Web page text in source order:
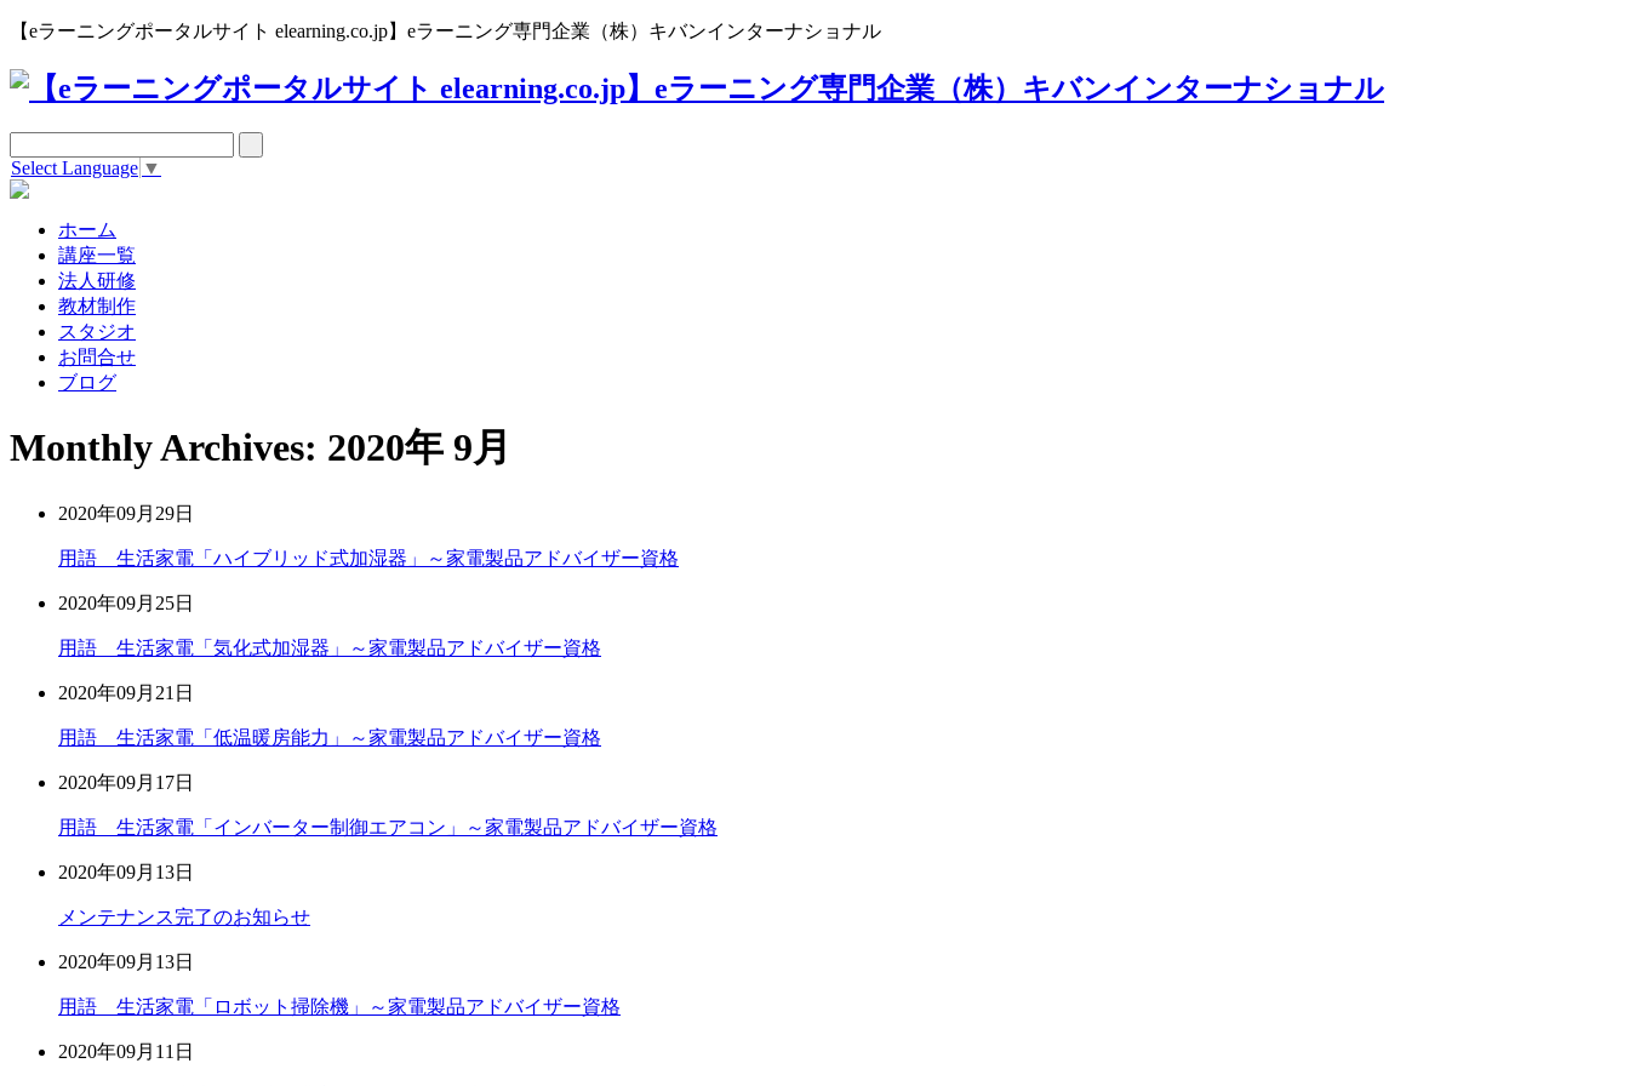
【eラーニングポータルサイト elearning.co.jp】eラーニング専門企業（株）キバンインターナショナル
Select Language ▼
ホーム
講座一覧
法人研修
教材制作
スタジオ
お問合せ
ブログ
Monthly Archives: 2020年 9月
2020年09月29日
用語 生活家電「ハイブリッド式加湿器」～家電製品アドバイザー資格
2020年09月25日
用語 生活家電「気化式加湿器」～家電製品アドバイザー資格
2020年09月21日
用語 生活家電「低温暖房能力」～家電製品アドバイザー資格
2020年09月17日
用語 生活家電「インバーター制御エアコン」～家電製品アドバイザー資格
2020年09月13日
メンテナンス完了のお知らせ
2020年09月13日
用語 生活家電「ロボット掃除機」～家電製品アドバイザー資格
2020年09月11日